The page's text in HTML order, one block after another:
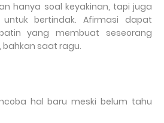
hanya soal keyakinan, tapi juga
bertindak. Afirmasi dapat
yang membuat seseorang
saat ragu.
hal baru meski belum tahu